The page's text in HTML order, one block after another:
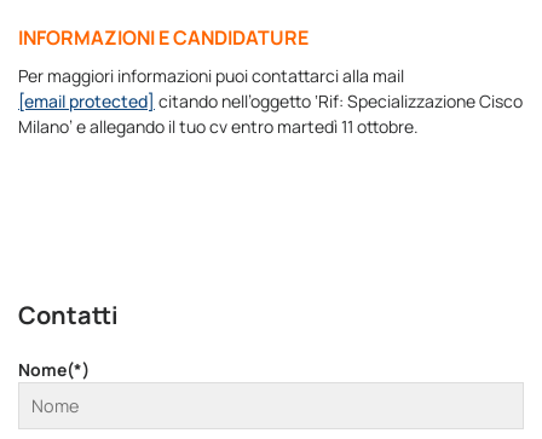
INFORMAZIONI E CANDIDATURE
Per maggiori informazioni puoi contattarci alla mail
[email protected] citando nell’oggetto ‘Rif: Specializzazione Cisco
Milano’ e allegando il tuo cv entro martedì 11 ottobre.
Contatti
Nome(*)